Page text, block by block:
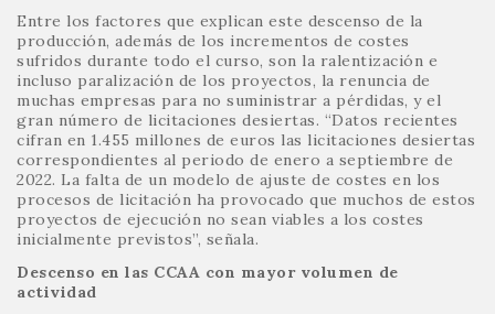
Entre los factores que explican este descenso de la
producción, además de los incrementos de costes
sufridos durante todo el curso, son la ralentización e
incluso paralización de los proyectos, la renuncia de
muchas empresas para no suministrar a pérdidas, y el
gran número de licitaciones desiertas. “Datos recientes
cifran en 1.455 millones de euros las licitaciones desiertas
correspondientes al periodo de enero a septiembre de
2022. La falta de un modelo de ajuste de costes en los
procesos de licitación ha provocado que muchos de estos
proyectos de ejecución no sean viables a los costes
inicialmente previstos”, señala.
Descenso en las CCAA con mayor volumen de
actividad